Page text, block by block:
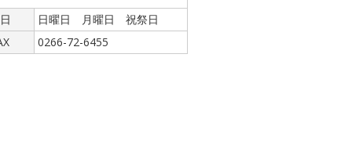
日曜日 月曜日 祝祭日
0266-72-6455